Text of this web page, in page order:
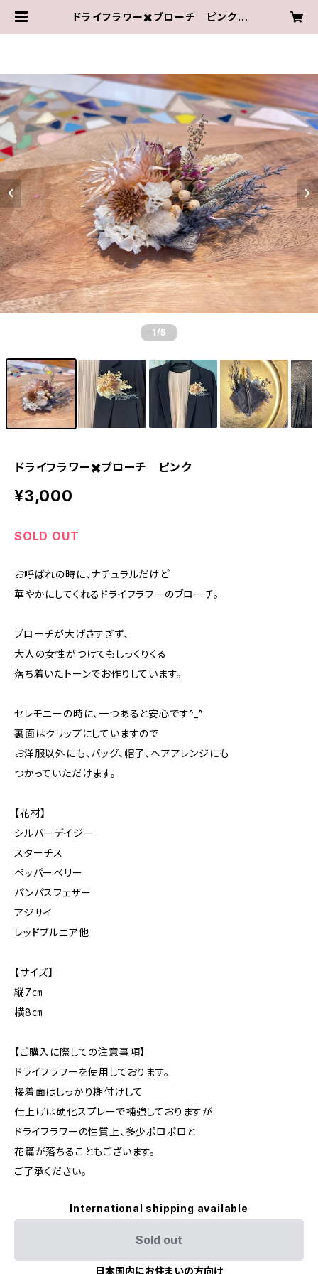
ドライフラワー✖️ブローチ ピンク |
1 /5
ドライフラワー✖️ブローチ ピンク
¥3,000
SOLD OUT
お呼ばれの時に、ナチュラルだけど
華やかにしてくれるドライフラワーのブローチ。
ブローチが大げさすぎず、
大人の女性がつけてもしっくりくる
落ち着いたトーンでお作りしています。
セレモニーの時に、一つあると安心です^_^
裏面はクリップにしていますので
お洋服以外にも、バッグ、帽子、ヘアアレンジにも
つかっていただけます。
【花材】
シルバーデイジー
スターチス
ペッパーベリー
パンパスフェザー
アジサイ
レッドブルニア他
【サイズ】
縦7㎝
横8㎝
【ご購入に際しての注意事項】
ドライフラワーを使用しております。
接着面はしっかり糊付けして
仕上げは硬化スプレーで補強しておりますが
ドライフラワーの性質上、多少ポロポロと
花篇が落ちることもございます。
ご了承ください。
International shipping available
Sold out
日本国内にお住まいの方向け